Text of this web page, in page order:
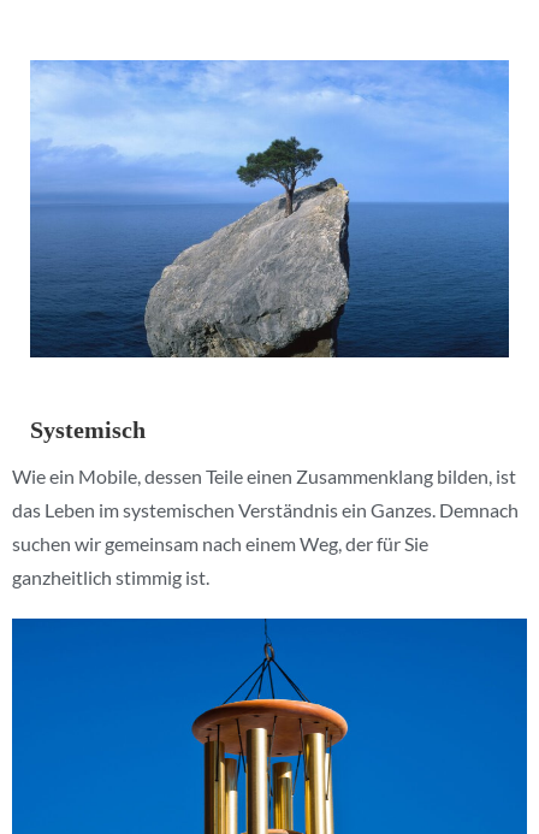
Systemisch
Wie ein Mobile, dessen Teile einen Zusammenklang bilden, ist
das Leben im systemischen Verständnis ein Ganzes. Demnach
suchen wir gemeinsam nach einem Weg, der für Sie
ganzheitlich stimmig ist.